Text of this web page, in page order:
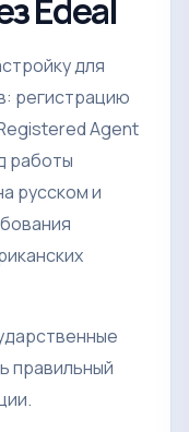
Edeal
для
регистрацию
Agent
работы
русском и
правильный